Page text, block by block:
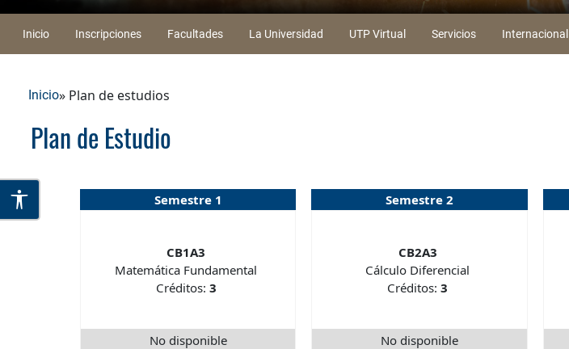
Inicio Inscripciones Facultades La Universidad UTP Virtual Servicios Internacional
Inicio» Plan de estudios
Plan de Estudio
Semestre 1
CB1A3
Matemática Fundamental
Créditos: 3
No disponible
Semestre 2
CB2A3
Cálculo Diferencial
Créditos:3
No disponible